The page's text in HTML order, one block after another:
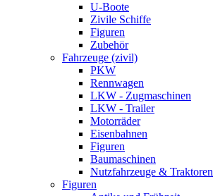
U-Boote
Zivile Schiffe
Figuren
Zubehör
Fahrzeuge (zivil)
PKW
Rennwagen
LKW - Zugmaschinen
LKW - Trailer
Motorräder
Eisenbahnen
Figuren
Baumaschinen
Nutzfahrzeuge & Traktoren
Figuren